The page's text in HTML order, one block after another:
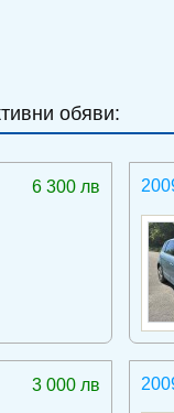
обяви:
6 300 лв
3 000 лв